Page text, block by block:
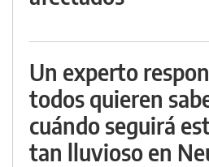
Un experto
todos quieren
cuándo seguirá
tan lluvioso en